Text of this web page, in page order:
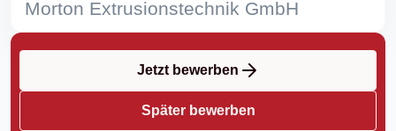
Morton Extrusionstechnik GmbH
Jetzt bewerben
Später bewerben